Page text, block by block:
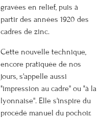
gravées en relief, puis à
partir des années 1920 des
cadres de zinc.
Cette nouvelle technique,
encore pratiquée de nos
jours, s'appelle aussi
"impression au cadre'' ou "à la
lyonnaise''. Elle s'inspire du
procédé manuel du pochoir.